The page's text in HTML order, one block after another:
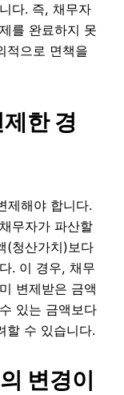
다. 즉, 채무자
를 완료하지 못
적으로 면책을
한 경
제해야 합니다.
무자가 파산할
(청산가치)보다
. 이 경우, 채무
변제받은 금액
있는 금액보다
할 수 있습니다.
변경이